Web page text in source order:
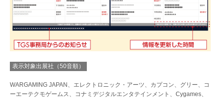
表示対象出展社（50音順）
WARGAMING JAPAN、エレクトロニック・アーツ、カプコン、グリー、コ
ーエーテクモゲームス、コナミデジタルエンタテインメント、Cygames、